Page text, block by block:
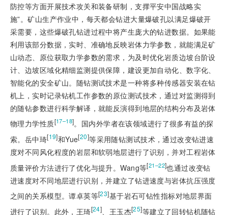
防控等方面开展技术攻关和装备研制，支撑平安中国战略实
施”。矿山生产作业中，每天都会钻进大量爆破孔以满足爆破开
采需要，这些爆破孔钻进过程中将产生庞大的钻进数据。如果能
利用该部分数据，实时、准确地反映岩体力学参数，就能满足矿
山动态、原位获取力学参数的需求，为及时优化岩质边坡台阶设
计、边坡区域化精细监测提供保障，建设更加自动化、数字化、
智能化的安全矿山。随钻测试技术是一种将多种传感器安装在钻
机上，实时记录钻机工作参数的原位测试技术，通过对监测得到
的随钻参数进行科学解译，就能反演得到地层的结构分布及岩体
物理力学性质[17–18]。国内外学者在该领域进行了很多有益的探
索。岳中琦[19]和Yue[20]等采用随钻测试技术，通过改变钻进速
度对不同风化程度的岩层和软弱地层进行了识别，并对工程岩体
质量评价方法进行了优化与提升。Wang等[21–22]也通过改变钻
进速度对不同地层进行识别，并建立了钻进速度与岩体抗压强度
之间的关系模型。谭卓英等[23]基于岩石可钻性指标对地层界面
进行了识别。此外，王琦[24] 、王玉杰[25]等建立了回转钻机随钻